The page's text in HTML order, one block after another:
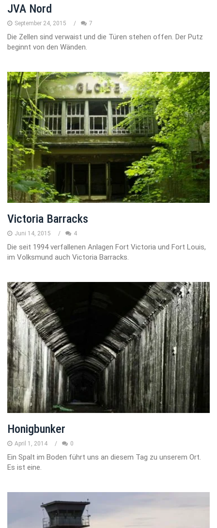
JVA Nord
September 24, 2015 7
Die Zellen sind verwaist und die Türen stehen offen. Der Putz
beginnt von den Wänden.
Victoria Barracks
Juni 14, 2015 4
Die seit 1994 verfallenen Anlagen Fort Victoria und Fort Louis,
im Volksmund auch Victoria Barracks.
Honigbunker
April 1, 2014 0
Ein Spalt im Boden führt uns an diesem Tag zu unserem Ort.
Es ist eine.